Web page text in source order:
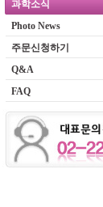
과학소식
Photo News
주문신청하기
Q&A
FAQ